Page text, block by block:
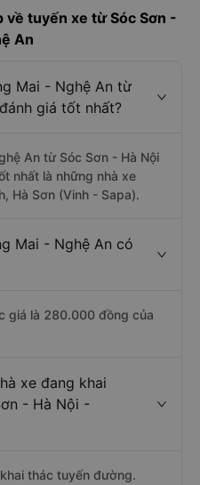
tuyến xe từ Sóc Sơn -
An
Mai - Nghệ An từ
giá tốt nhất?
An từ Sóc Sơn - Hà Nội
nhất là những nhà xe
Hà Sơn (Vinh - Sapa).
Mai - Nghệ An có
giá là 280.000 đồng của
xe đang khai
- Hà Nội -
thác tuyến đường.